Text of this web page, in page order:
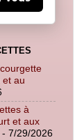
et au
à
et aux
- 7/29/2026